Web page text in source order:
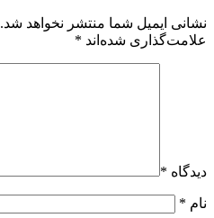
نشانی ایمیل شما منتشر نخواهد شد.
علامت‌گذاری شده‌اند *
دیدگاه *
نام *